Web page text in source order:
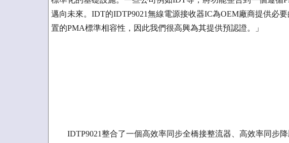
邁向未來。IDT的IDTP9021無線電源接收器IC為OEM廠商提供必
置的PMA標準相容性，因此我們很高興為其提供預認證。」
IDTP9021整合了一個高效率同步全橋接整流器、高效率同步降